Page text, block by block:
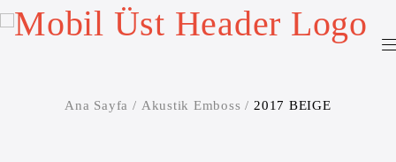
Ana Sayfa / Akustik Emboss / 2017 BEIGE